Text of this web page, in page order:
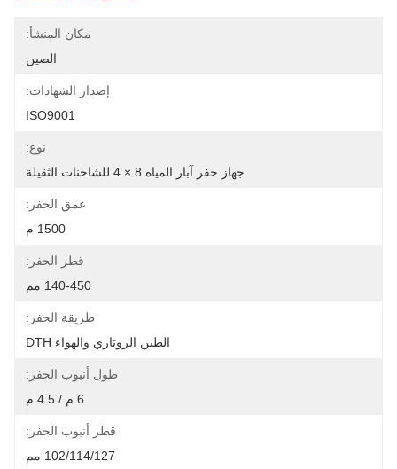
مكان المنشأ:
الصين
إصدار الشهادات:
ISO9001
نوع:
جهاز حفر آبار المياه 8 × 4 للشاحنات الثقيلة
عمق الحفر:
1500 م
قطر الحفر:
140-450 مم
طريقة الحفر:
الطين الروتاري والهواء DTH
طول أنبوب الحفر:
قطر أنبوب الحفر:
102/114/127 مم